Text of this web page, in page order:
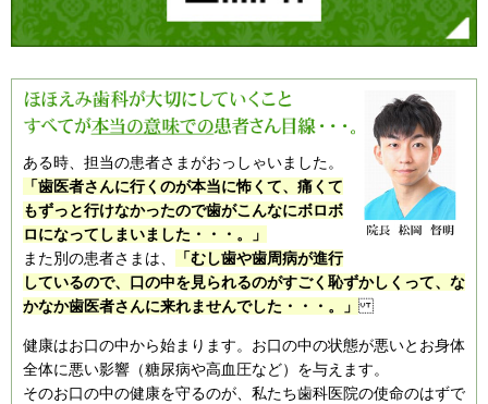
ある時、担当の患者さまがおっしゃいました。
「歯医者さんに行くのが本当に怖くて、痛くて
もずっと行けなかったので歯がこんなにボロボ
ロになってしまいました・・・。」
また別の患者さまは、
「むし歯や歯周病が進行
しているので、口の中を見られるのがすごく恥ずかしくって、な
かなか歯医者さんに来れませんでした・・・。」
健康はお口の中から始まります。お口の中の状態が悪いとお身体
全体に悪い影響（糖尿病や高血圧など）を与えます。
そのお口の中の健康を守るのが、私たち歯科医院の使命のはずで